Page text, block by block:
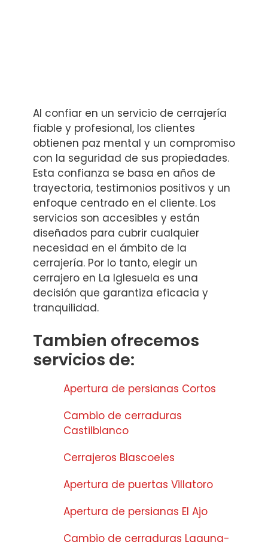
Al confiar en un servicio de cerrajería
fiable y profesional, los clientes
obtienen paz mental y un compromiso
con la seguridad de sus propiedades.
Esta confianza se basa en años de
trayectoria, testimonios positivos y un
enfoque centrado en el cliente. Los
servicios son accesibles y están
diseñados para cubrir cualquier
necesidad en el ámbito de la
cerrajería. Por lo tanto, elegir un
cerrajero en La Iglesuela es una
decisión que garantiza eficacia y
tranquilidad.
Tambien ofrecemos
servicios de:
Apertura de persianas Cortos
Cambio de cerraduras
Castilblanco
Cerrajeros Blascoeles
Apertura de puertas Villatoro
Apertura de persianas El Ajo
Cambio de cerraduras Laguna-